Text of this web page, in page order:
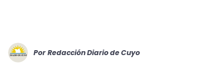
Por Redacción Diario de Cuyo